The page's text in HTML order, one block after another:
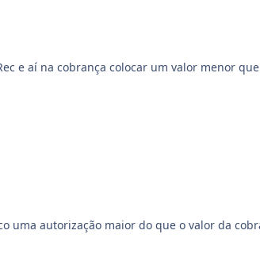
e aí na cobrança colocar um valor menor
uma autorização maior do que o valor da